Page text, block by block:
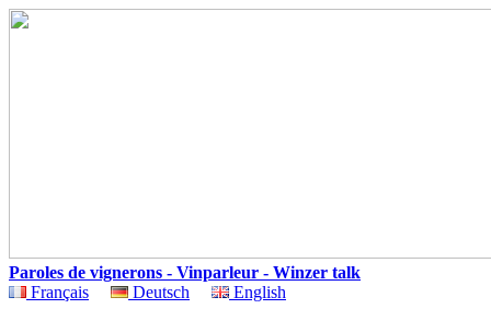
Paroles de vignerons - Vinparleur - Winzer talk
Français
Deutsch English